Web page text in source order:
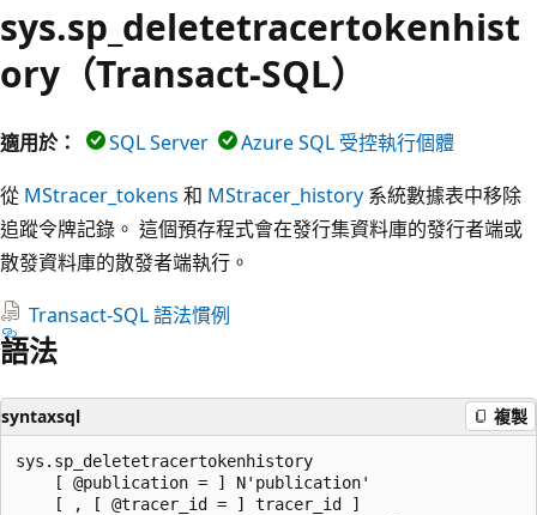
sys.sp_deletetracertokenhist
ory（Transact-SQL）
適用於： SQL Server
Azure SQL 受控執行個體
從 MStracer_tokens 和 MStracer_history 系統數據表中移除
追蹤令牌記錄。 這個預存程式會在發行集資料庫的發行者端或
散發資料庫的散發者端執行。
Transact-SQL 語法慣例
語法
syntaxsql 複製
sys.sp_deletetracertokenhistory
    [ @publication = ] N'publication'
    [ , [ @tracer_id = ] tracer_id ]